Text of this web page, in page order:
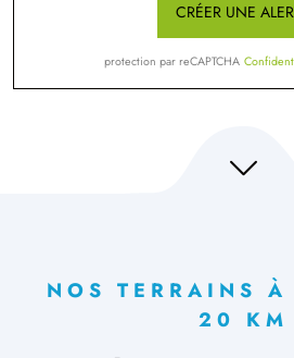
CRÉER UNE
protection par reCAPTCHA
NOS TERRAINS
20 KM